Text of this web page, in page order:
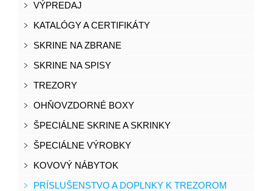
VÝPREDAJ
KATALÓGY A CERTIFIKÁTY
SKRINE NA ZBRANE
SKRINE NA SPISY
TREZORY
OHŇOVZDORNÉ BOXY
ŠPECIÁLNE SKRINE A SKRINKY
ŠPECIÁLNE VÝROBKY
KOVOVÝ NÁBYTOK
PRÍSLUŠENSTVO A DOPLNKY K TREZOROM